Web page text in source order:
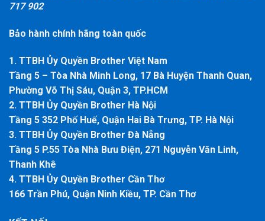
717 902
Bảo hành chính hãng toàn quốc
1. TTBH Ủy Quyền Brother Việt Nam
Tầng 5 – Tòa Nhà Minh Long, 17 Bà Huyện Thanh Quan,
Phường Võ Thị Sáu, Quận 3, TP.HCM
2. TTBH Ủy Quyền Brother Hà Nội
Tầng 5 352 Phố Huế, Quận Hai Bà Trưng, TP. Hà Nội
3. TTBH Ủy Quyền Brother Đà Nẵng
Tầng 5 P.55 Tòa Nhà Bưu Điện, 271 Nguyễn Văn Linh,
Thanh Khê
4. TTBH Ủy Quyền Brother Cần Thơ
166 Trần Phú, Quận Ninh Kiều, TP. Cần Thơ